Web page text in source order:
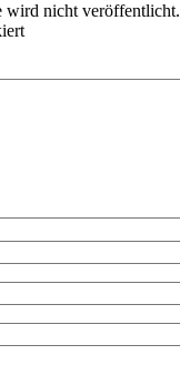
wird nicht veröffentlicht.